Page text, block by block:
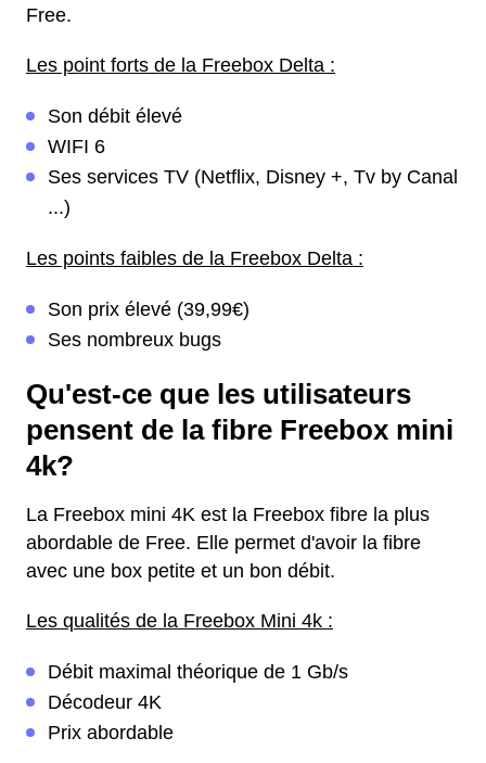
Free.
Les point forts de la Freebox Delta :
Son débit élevé
WIFI 6
Ses services TV (Netflix, Disney +, Tv by Canal
...)
Les points faibles de la Freebox Delta :
Son prix élevé (39,99€)
Ses nombreux bugs
Qu'est-ce que les utilisateurs
pensent de la fibre Freebox mini
4k?
La Freebox mini 4K est la Freebox fibre la plus
abordable de Free. Elle permet d'avoir la fibre
avec une box petite et un bon débit.
Les qualités de la Freebox Mini 4k :
Débit maximal théorique de 1 Gb/s
Décodeur 4K
Prix abordable